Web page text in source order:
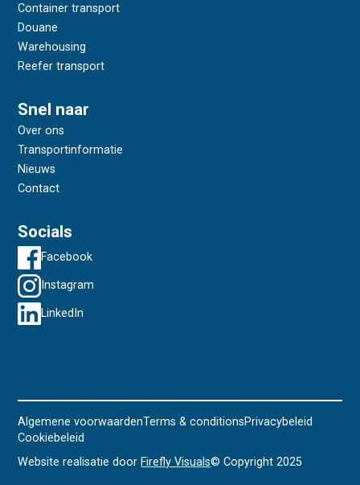
Container transport
Douane
Warehousing
Reefer transport
Snel naar
Over ons
Transportinformatie
Nieuws
Contact
Socials
Facebook
Instagram
LinkedIn
Algemene voorwaardenTerms & conditionsPrivacybeleid
Cookiebeleid
Website realisatie door Firefly Visuals© Copyright 2025